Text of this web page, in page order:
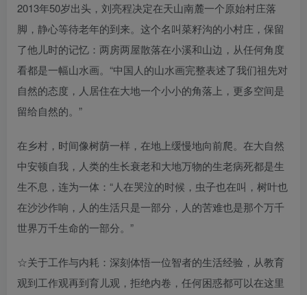
2013年50岁出头，刘亮程决定在天山南麓一个原始村庄落
脚，静心等待老年的到来。这个名叫菜籽沟的小村庄，保留
了他儿时的记忆：两房两屋散落在小溪和山边，从任何角度
看都是一幅山水画。“中国人的山水画完整表述了我们祖先对
自然的态度，人居住在大地一个小小的角落上，更多空间是
留给自然的。”
在乡村，时间像树荫一样，在地上缓慢地向前爬。在大自然
中安顿自我，人类的生长衰老和大地万物的生老病死都是生
生不息，连为一体：“人在哭泣的时候，虫子也在叫，树叶也
在沙沙作响，人的生活只是一部分，人的苦难也是那个万千
世界万千生命的一部分。”
☆关于工作与内耗：深刻体悟一位智者的生活经验，从教育
观到工作观再到育儿观，拒绝内卷，任何困惑都可以在这里